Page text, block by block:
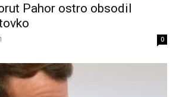
Pahor ostro obsodil
0